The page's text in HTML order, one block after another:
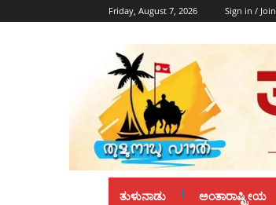
Friday, August 7, 2026 Sign in / Join
ತುಳುನಾಡು ಅಂತಾರಾಷ್ಟ್ರೀಯ